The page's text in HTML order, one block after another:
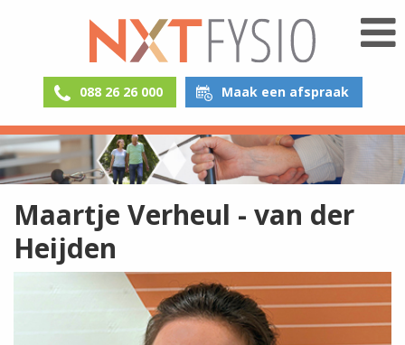
088 26 26 000 Maak een afspraak
Maartje Verheul - van der
Heijden